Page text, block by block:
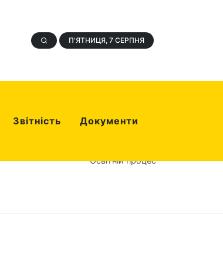
П'ЯТНИЦЯ, 7 СЕРПНЯ
Звітність Документи
Освітній процес